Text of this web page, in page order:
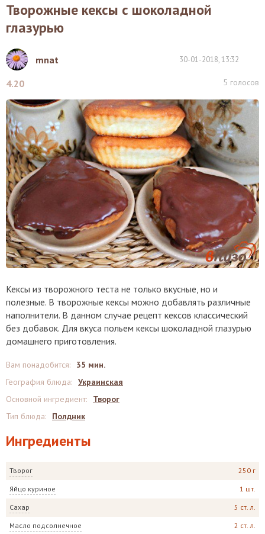
Творожные кексы с шоколадной
глазурью
mnat 30-01-2018, 13:32
4.20 5 голосов
Кексы из творожного теста не только вкусные, но и
полезные. В творожные кексы можно добавлять различные
наполнители. В данном случае рецепт кексов классический
без добавок. Для вкуса польем кексы шоколадной глазурью
домашнего приготовления.
Ингредиенты
Творог 250 г
Яйцо куриное 1 шт.
Сахар 5 ст. л.
Масло подсолнечное 2 ст. л.
Вам понадобится:
35 мин.
География блюда: Украинская
Основной ингредиент:
Творог
Тип блюда: Полдник